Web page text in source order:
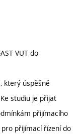
VUT do
který úspěšně
studiu je přijat
přijímacího
přijímací řízení do